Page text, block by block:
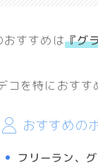
すすめは『グ
コを特におすす
おすすめの
フリーラン、